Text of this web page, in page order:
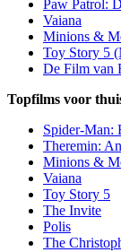
Paw Patrol:
Vaiana
Minions &
Toy Story 5
De Film van
Topfilms voor
Spider-Man:
Theremin:
Minions &
Vaiana
Toy Story 5
The Invite
Polis
The